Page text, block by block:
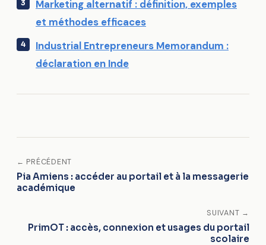
Marketing alternatif : définition, exemples
et méthodes efficaces
Industrial Entrepreneurs Memorandum :
déclaration en Inde
← PRÉCÉDENT
Pia Amiens : accéder au portail et à la messagerie
académique
SUIVANT →
PrimOT : accès, connexion et usages du portail
scolaire